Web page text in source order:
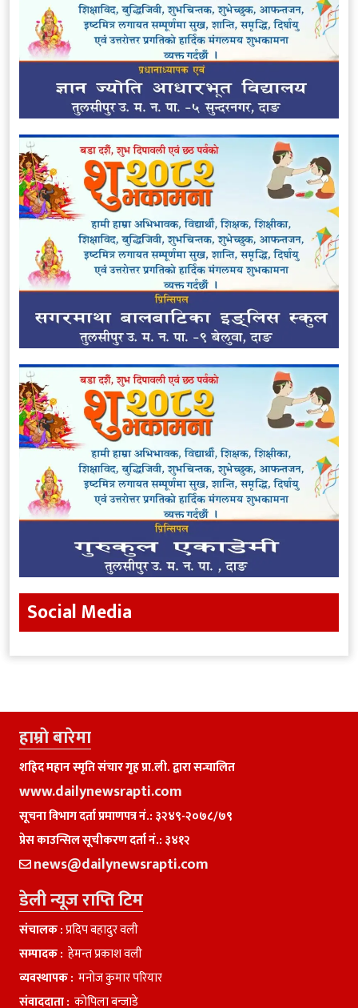
Social Media
हाम्राे बारेमा
शहिद महान स्मृति संचार गृह प्रा.ली. द्वारा सन्चालित
www.dailynewsrapti.com
सूचना विभाग दर्ता प्रमाणपत्र नं.: ३२४९-२०७८/७९
प्रेस काउन्सिल सूचीकरण दर्ता नं.: ३४१२
news@dailynewsrapti.com
डेली न्यूज राप्ति टिम
संचालक :प्रदिप बहादुर वली
सम्पादक : हेमन्त प्रकाश वली
व्यवस्थापक : मनाेज कुमार परियार
संवाददाता : काेपिला बन्जाडे